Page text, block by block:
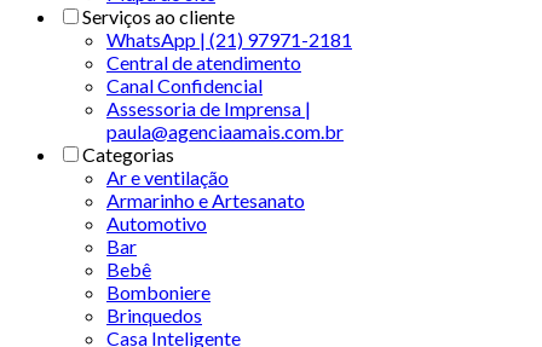
Serviços ao cliente
WhatsApp | (21) 97971-2181
Central de atendimento
Canal Confidencial
Assessoria de Imprensa |
paula@agenciaamais.com.br
Categorias
Ar e ventilação
Armarinho e Artesanato
Automotivo
Bar
Bebê
Bomboniere
Brinquedos
Casa Inteligente